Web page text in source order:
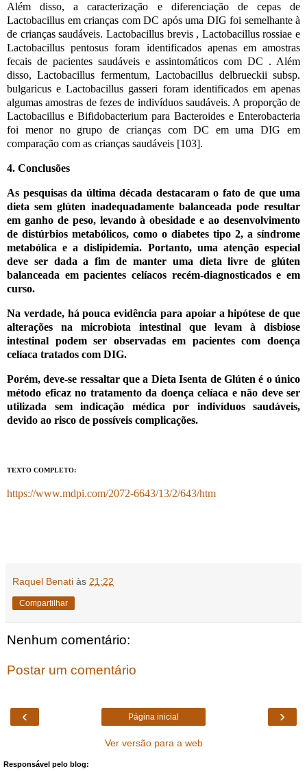
Além disso, a caracterização e diferenciação de cepas de
Lactobacillus em crianças com DC após uma DIG foi semelhante à
de crianças saudáveis. Lactobacillus brevis , Lactobacillus rossiae e
Lactobacillus pentosus foram identificados apenas em amostras
fecais de pacientes saudáveis ​​e assintomáticos com DC . Além
disso, Lactobacillus fermentum, Lactobacillus delbrueckii subsp.
bulgaricus e Lactobacillus gasseri foram identificados em apenas
algumas amostras de fezes de indivíduos saudáveis. A proporção de
Lactobacillus e Bifidobacterium para Bacteroides e Enterobacteria
foi menor no grupo de crianças com DC em uma DIG em
comparação com as crianças saudáveis ​​[103].
4. Conclusões
As pesquisas da última década destacaram o fato de que uma
dieta sem glúten inadequadamente balanceada pode resultar
em ganho de peso, levando à obesidade e ao desenvolvimento
de distúrbios metabólicos, como o diabetes tipo 2, a síndrome
metabólica e a dislipidemia. Portanto, uma atenção especial
deve ser dada a fim de manter uma dieta livre de glúten
balanceada em pacientes celíacos recém-diagnosticados e em
curso.
Na verdade, há pouca evidência para apoiar a hipótese de que
alterações na microbiota intestinal que levam à disbiose
intestinal podem ser observadas em pacientes com doença
celíaca tratados com DIG.
Porém, deve-se ressaltar que a Dieta Isenta de Glúten é o único
método eficaz no tratamento da doença celíaca e não deve ser
utilizada sem indicação médica por indivíduos saudáveis,
devido ao risco de possíveis complicações.
TEXTO COMPLETO:
https://www.mdpi.com/2072-6643/13/2/643/htm
Raquel Benati às 21:22
Compartilhar
Nenhum comentário:
Postar um comentário
‹ ›
Página inicial
Ver versão para a web
Responsável pelo blog: